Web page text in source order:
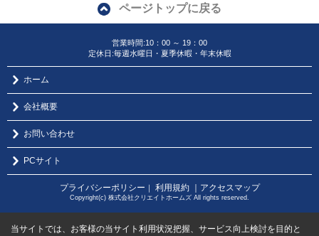
ページトップに戻る
営業時間:10：00 ～ 19：00
定休日:毎週水曜日・夏季休暇・年末休暇
ホーム
会社概要
お問い合わせ
PCサイト
プライバシーポリシー 利用規約 ｜アクセスマップ
Copyright(c) 株式会社クリエイトホームズ All rights reserved.
当サイトでは、お客様の当サイト利用状況把握、サービス向上検討を目的と